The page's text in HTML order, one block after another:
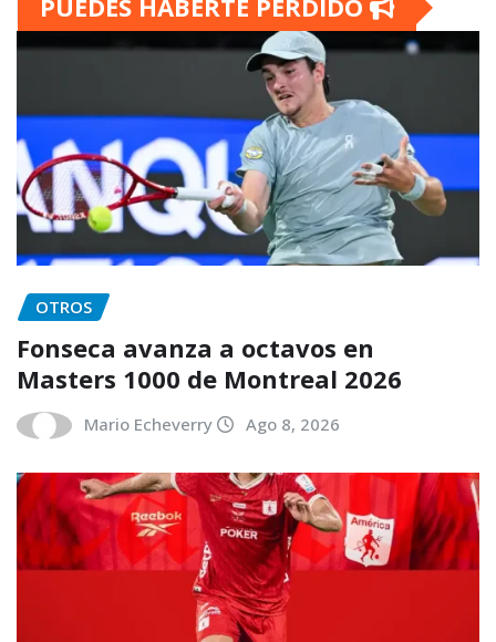
PUEDES HABERTE PERDIDO
OTROS
Fonseca avanza a octavos en
Masters 1000 de Montreal 2026
Mario Echeverry Ago 8, 2026